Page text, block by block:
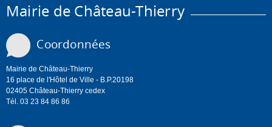
Mairie de Château-Thierry
Coordonnées
Mairie de Château-Thierry
16 place de l'Hôtel de Ville - B.P.20198
02405 Château-Thierry cedex
Tél. 03 23 84 86 86